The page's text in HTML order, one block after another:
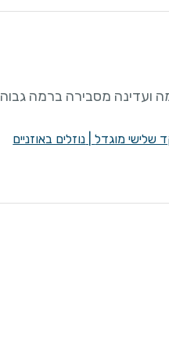
ועדינה מסבירה ברמה גבוה
שלישי מוגדל| נוזלים באוזניים